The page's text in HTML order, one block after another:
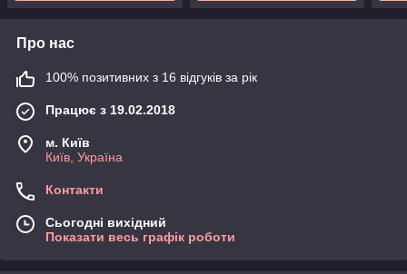
Про нас
100% позитивних з 16 відгуків за рік
Працює з 19.02.2018
м. Київ
Київ, Україна
Контакти
Сьогодні вихідний
Показати весь графік роботи